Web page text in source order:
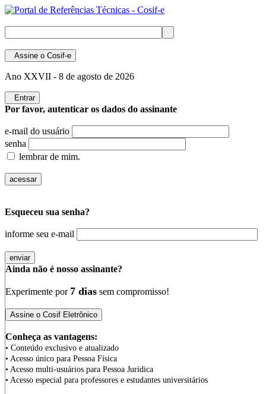
Assine o Cosif-e
Ano XXVII - 8 de agosto de 2026
Entrar
Por favor, autenticar os dados do assinante
e-mail do usuário
senha
lembrar de mim.
Esqueceu sua senha?
informe seu e-mail
Ainda não é nosso assinante?
Experimente por 7 dias sem compromisso!
Conheça as vantagens:
• Conteúdo exclusivo e atualizado
• Acesso único para Pessoa Física
• Acesso multi-usuários para Pessoa Jurídica
• Acesso especial para professores e estudantes universitários